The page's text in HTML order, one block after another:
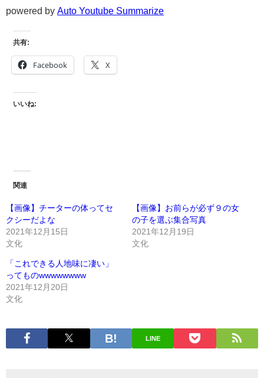
powered by Auto Youtube Summarize
共有:
Facebook X
いいね:
関連
【画像】チーターの体ってセ
クシーだよな
2021年12月15日
文化
【画像】お前らが必ず９の女
の子を選ぶ集合写真
2021年12月19日
文化
「これできる人地味に凄い」
ってものwwwwwwww
2021年12月20日
文化
LINE